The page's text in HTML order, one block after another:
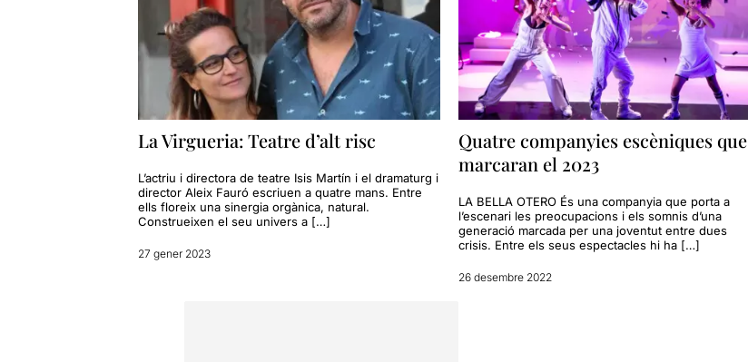
La Virgueria: Teatre d’alt risc
L’actriu i directora de teatre Isis Martín i el dramaturg i
director Aleix Fauró escriuen a quatre mans. Entre
ells floreix una sinergia orgànica, natural.
Construeixen el seu univers a […]
27 gener 2023
Quatre companyies escèniques que
marcaran el 2023
LA BELLA OTERO És una companyia que porta a
l’escenari les preocupacions i els somnis d’una
generació marcada per una joventut entre dues
crisis. Entre els seus espectacles hi ha […]
26 desembre 2022